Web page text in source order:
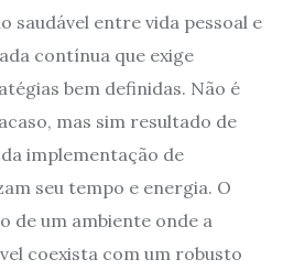
saudável entre vida pessoal e
contínua que exige
bem definidas. Não é
mas sim resultado de
implementação de
seu tempo e energia. O
de um ambiente onde a
coexista com um robusto